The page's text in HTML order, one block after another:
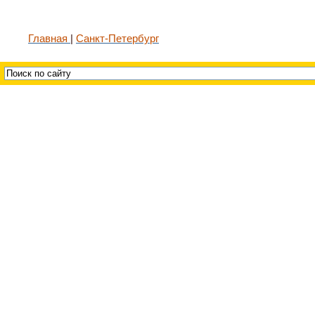
Главная Санкт-Петербург